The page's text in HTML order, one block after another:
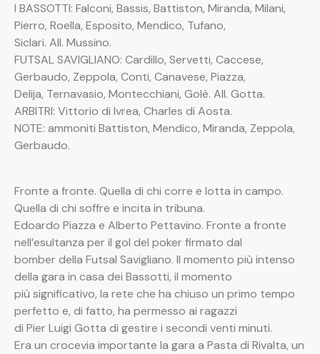
I BASSOTTI: Falconi, Bassis, Battiston, Miranda, Milani,
Pierro, Roella, Esposito, Mendico, Tufano,
Siclari. All. Mussino.
FUTSAL SAVIGLIANO: Cardillo, Servetti, Caccese,
Gerbaudo, Zeppola, Conti, Canavese, Piazza,
Delija, Ternavasio, Montecchiani, Golè. All. Gotta.
ARBITRI: Vittorio di Ivrea, Charles di Aosta.
NOTE: ammoniti Battiston, Mendico, Miranda, Zeppola,
Gerbaudo.
Fronte a fronte. Quella di chi corre e lotta in campo.
Quella di chi soffre e incita in tribuna.
Edoardo Piazza e Alberto Pettavino. Fronte a fronte
nell’esultanza per il gol del poker firmato dal
bomber della Futsal Savigliano. Il momento più intenso
della gara in casa dei Bassotti, il momento
più significativo, la rete che ha chiuso un primo tempo
perfetto e, di fatto, ha permesso ai ragazzi
di Pier Luigi Gotta di gestire i secondi venti minuti.
Era un crocevia importante la gara a Pasta di Rivalta, un